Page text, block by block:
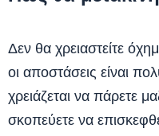
Δεν θα χρειαστείτε
οι αποστάσεις είναι
χρειάζεται να πάρετε
σκοπεύετε να